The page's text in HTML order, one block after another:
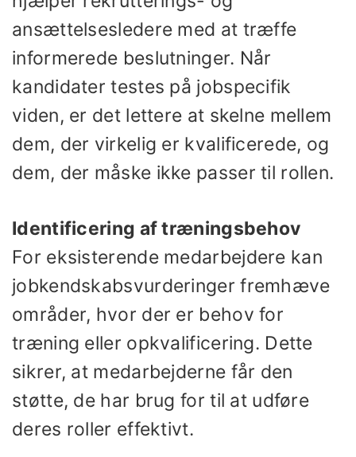
ansættelsesledere med at træffe
informerede beslutninger. Når
kandidater testes på jobspecifik
viden, er det lettere at skelne mellem
dem, der virkelig er kvalificerede, og
dem, der måske ikke passer til rollen.
Identificering af træningsbehov
For eksisterende medarbejdere kan
jobkendskabsvurderinger fremhæve
områder, hvor der er behov for
træning eller opkvalificering. Dette
sikrer, at medarbejderne får den
støtte, de har brug for til at udføre
deres roller effektivt.